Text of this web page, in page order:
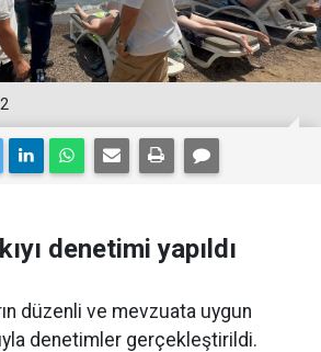
denetimi yapıldı
düzenli ve mevzuata uygun
denetimler gerçekleştirildi.